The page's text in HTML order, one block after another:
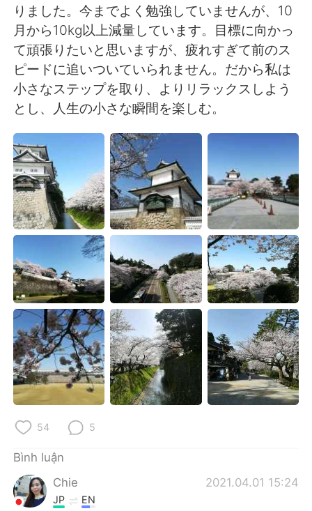
Deutsch 日本語
한국어 Русский
ไทย Indonesia
Italiano Türkçe
Português
りました。今までよく勉強していませんが、10
月から10kg以上減量しています。目標に向かっ
て頑張りたいと思いますが、疲れすぎて前のス
ピードに追いついていられません。だから私は
小さなステップを取り、よりリラックスしよう
とし、人生の小さな瞬間を楽しむ。
54 5
Bình luận
Chie
2021.04.01 15:24
JP EN